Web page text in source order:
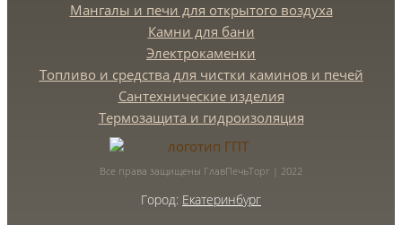
Мангалы и печи для открытого воздуха
Камни для бани
Электрокаменки
Топливо и средства для чистки каминов и печей
Сантехнические изделия
Термозащита и гидроизоляция
Все права защищены ГлавПечьТорг | 2022
Город: Екатеринбург